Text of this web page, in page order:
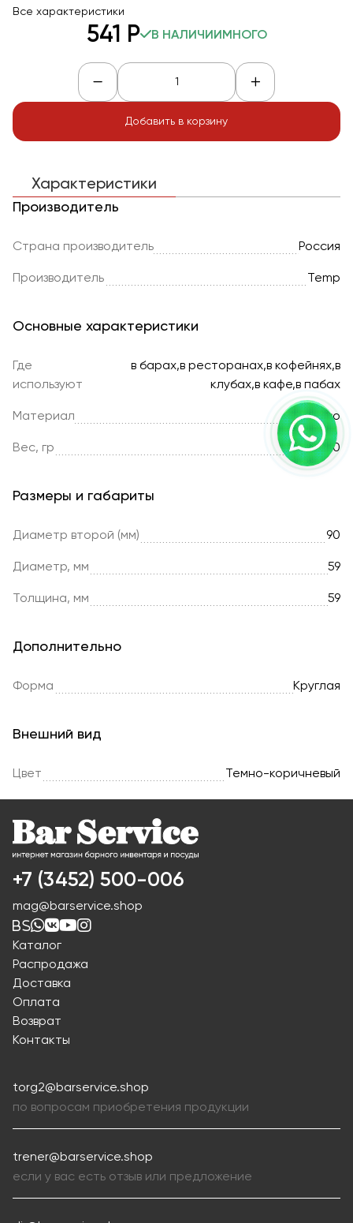
Все характеристики
541 Р В НАЛИЧИИ МНОГО
Добавить в корзину
Характеристики
Производитель
Страна производитель Россия
Производитель Temp
Основные характеристики
Где
используют
в барах,в ресторанах,в кофейнях,в
клубах,в кафе,в пабах
Материал Дерево
Вес, гр 60
Размеры и габариты
Диаметр второй (мм) 90
Диаметр, мм 59
Толщина, мм 59
Дополнительно
Форма Круглая
Внешний вид
Цвет Темно-коричневый
+7 (3452) 500-006
mag@barservice.shop
Каталог
Распродажа
Доставка
Оплата
Возврат
Контакты
torg2@barservice.shop
по вопросам приобретения продукции
trener@barservice.shop
если у вас есть отзыв или предложение